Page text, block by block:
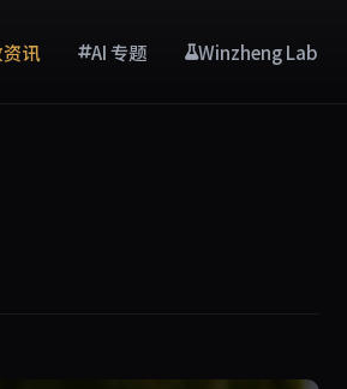
讯 AI 专题 Winzheng Lab